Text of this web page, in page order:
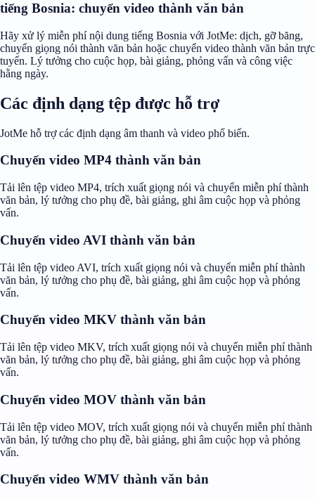
tiếng Bosnia: chuyển video thành văn bản
Hãy xử lý miễn phí nội dung tiếng Bosnia với JotMe: dịch, gỡ băng,
chuyển giọng nói thành văn bản hoặc chuyển video thành văn bản trực
tuyến. Lý tưởng cho cuộc họp, bài giảng, phỏng vấn và công việc
hằng ngày.
Các định dạng tệp được hỗ trợ
JotMe hỗ trợ các định dạng âm thanh và video phổ biến.
Chuyển video MP4 thành văn bản
Tải lên tệp video MP4, trích xuất giọng nói và chuyển miễn phí thành
văn bản, lý tưởng cho phụ đề, bài giảng, ghi âm cuộc họp và phỏng
vấn.
Chuyển video AVI thành văn bản
Tải lên tệp video AVI, trích xuất giọng nói và chuyển miễn phí thành
văn bản, lý tưởng cho phụ đề, bài giảng, ghi âm cuộc họp và phỏng
vấn.
Chuyển video MKV thành văn bản
Tải lên tệp video MKV, trích xuất giọng nói và chuyển miễn phí thành
văn bản, lý tưởng cho phụ đề, bài giảng, ghi âm cuộc họp và phỏng
vấn.
Chuyển video MOV thành văn bản
Tải lên tệp video MOV, trích xuất giọng nói và chuyển miễn phí thành
văn bản, lý tưởng cho phụ đề, bài giảng, ghi âm cuộc họp và phỏng
vấn.
Chuyển video WMV thành văn bản